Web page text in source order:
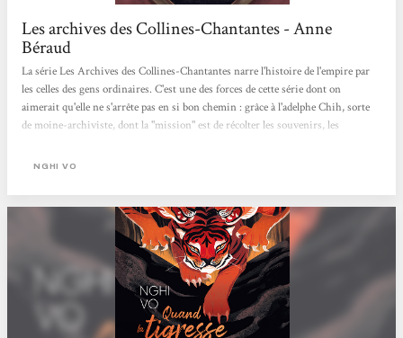
Les archives des Collines-Chantantes - Anne
Béraud
La série Les Archives des Collines-Chantantes narre l'histoire de l'empire par
les celles des gens ordinaires. C'est une des forces de cette série dont on
aimerait qu'elle ne s'arrête pas en si bon chemin : grâce à l'adelphe Chih, sorte
de moine-archiviste, dont la "mission" est de récolter les souvenirs, les
une oiselle à la mémoire infaillible et au caractère bien trempé, Chih va, au
richesse incroyable. Ces trois novellas dessinent un paysage...
NGHI VO